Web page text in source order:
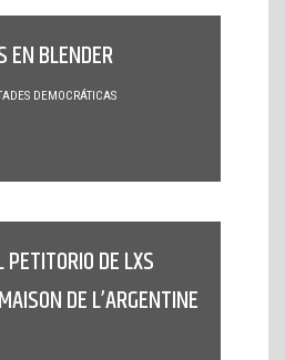
EN BLENDER
DEMOCRÁTICAS
DE LXS
DE L’ARGENTINE